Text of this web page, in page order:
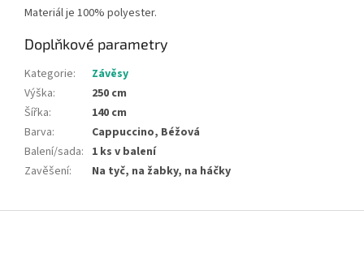
Materiál je 100% polyester.
Doplňkové parametry
Kategorie:
Závěsy
Výška:
250 cm
Šířka:
140 cm
Barva:
Cappuccino, Béžová
Balení/sada: 1 ks v balení
Zavěšení: Na tyč, na žabky, na háčky